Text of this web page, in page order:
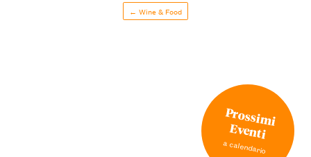
← Wine & Food
Prossimi
Eventi
a calendario